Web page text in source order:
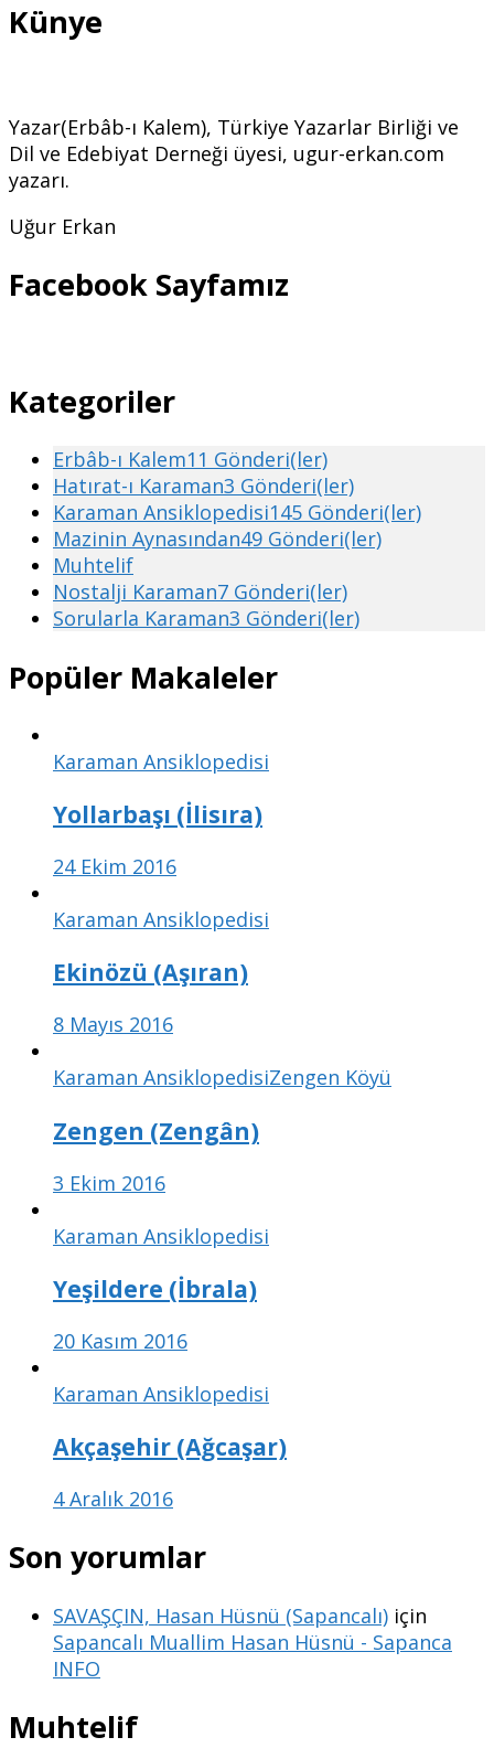
Künye
Yazar(Erbâb-ı Kalem), Türkiye Yazarlar Birliği ve
Dil ve Edebiyat Derneği üyesi, ugur-erkan.com
yazarı.
Uğur Erkan
Facebook Sayfamız
Kategoriler
Erbâb-ı Kalem11 Gönderi(ler)
Hatırat-ı Karaman3 Gönderi(ler)
Karaman Ansiklopedisi145 Gönderi(ler)
Mazinin Aynasından49 Gönderi(ler)
Muhtelif
Nostalji Karaman7 Gönderi(ler)
Sorularla Karaman3 Gönderi(ler)
Popüler Makaleler
Karaman Ansiklopedisi
Yollarbaşı (İlisıra)
24 Ekim 2016
Karaman Ansiklopedisi
Ekinözü (Aşıran)
8 Mayıs 2016
Karaman AnsiklopedisiZengen Köyü
Zengen (Zengân)
3 Ekim 2016
Karaman Ansiklopedisi
Yeşildere (İbrala)
20 Kasım 2016
Karaman Ansiklopedisi
Akçaşehir (Ağcaşar)
4 Aralık 2016
Son yorumlar
SAVAŞÇIN, Hasan Hüsnü (Sapancalı) için
Sapancalı Muallim Hasan Hüsnü - Sapanca
INFO
Muhtelif